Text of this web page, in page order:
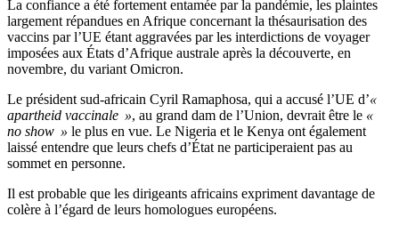
La confiance a été fortement entamée par la pandémie, les plaintes
largement répandues en Afrique concernant la thésaurisation des
vaccins par l’UE étant aggravées par les interdictions de voyager
imposées aux États d’Afrique australe après la découverte, en
novembre, du variant Omicron.
Le président sud-africain Cyril Ramaphosa, qui a accusé l’UE d’«
apartheid vaccinale », au grand dam de l’Union, devrait être le «
no show » le plus en vue. Le Nigeria et le Kenya ont également
laissé entendre que leurs chefs d’État ne participeraient pas au
sommet en personne.
Il est probable que les dirigeants africains expriment davantage de
colère à l’égard de leurs homologues européens.